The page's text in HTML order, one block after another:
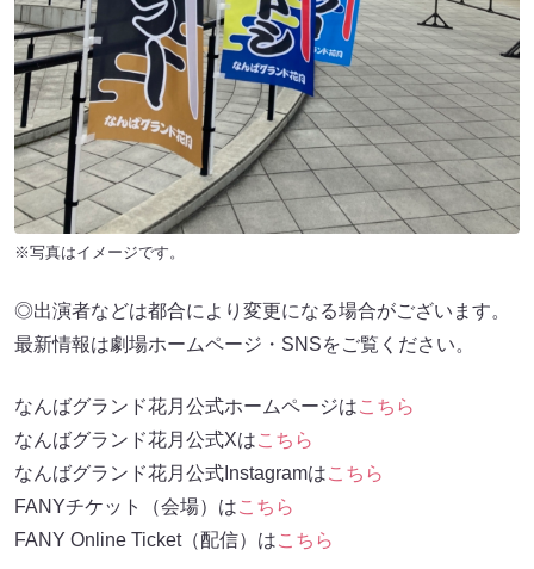
※写真はイメージです。
◎出演者などは都合により変更になる場合がございます。
最新情報は劇場ホームページ・SNSをご覧ください。
なんばグランド花月公式ホームページはこちら
なんばグランド花月公式Xはこちら
なんばグランド花月公式Instagramはこちら
FANYチケット（会場）はこちら
FANY Online Ticket（配信）はこちら